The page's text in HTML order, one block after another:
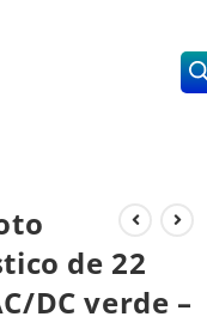
de 22
DC verde –